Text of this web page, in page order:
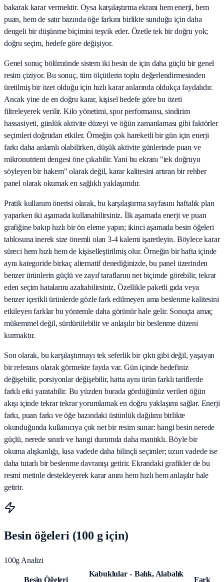
bakarak karar vermektir. Oysa karşılaştırma ekranı hem enerji, hem
puan, hem de satır bazında öğe farkını birlikte sunduğu için daha
dengeli bir düşünme biçimini teşvik eder. Özetle tek bir doğru yok;
doğru seçim, hedefe göre değişiyor.
Genel sonuç bölümünde sistem iki besin de için daha güçlü bir genel
resim çiziyor. Bu sonuç, tüm ölçütlerin toplu değerlendirmesinden
üretilmiş bir özet olduğu için hızlı karar anlarında oldukça faydalıdır.
Ancak yine de en doğru karar, kişisel hedefe göre bu özeti
filtreleyerek verilir. Kilo yönetimi, spor performansı, sindirim
hassasiyeti, günlük aktivite düzeyi ve öğün zamanlaması gibi faktörler
seçimleri doğrudan etkiler. Örneğin çok hareketli bir gün için enerji
farkı daha anlamlı olabilirken, düşük aktivite günlerinde puan ve
mikronutrient dengesi öne çıkabilir. Yani bu ekranı "tek doğruyu
söyleyen bir hakem" olarak değil, karar kalitesini artıran bir rehber
panel olarak okumak en sağlıklı yaklaşımdır.
Pratik kullanım önerisi olarak, bu karşılaştırma sayfasını haftalık plan
yaparken iki aşamada kullanabilirsiniz. İlk aşamada enerji ve puan
grafiğine bakıp hızlı bir ön eleme yapın; ikinci aşamada besin öğeleri
tablosuna inerek size önemli olan 3-4 kalemi işaretleyin. Böylece karar
süreci hem hızlı hem de kişiselleştirilmiş olur. Örneğin bir hafta içinde
aynı kategoride birkaç alternatif denediğinizde, bu panel üzerinden
benzer ürünlerin güçlü ve zayıf taraflarını net biçimde görebilir, tekrar
eden seçim hatalarını azaltabilirsiniz. Özellikle paketli gıda veya
benzer içerikli ürünlerde gözle fark edilmeyen ama beslenme kalitesini
etkileyen farklar bu yöntemle daha görünür hale gelir. Sonuçta amaç
mükemmel değil, sürdürülebilir ve anlaşılır bir beslenme düzeni
kurmaktır.
Son olarak, bu karşılaştırmayı tek seferlik bir çıktı gibi değil, yaşayan
bir referans olarak görmekte fayda var. Gün içinde hedefiniz
değişebilir, porsiyonlar değişebilir, hatta aynı ürün farklı tariflerde
farklı etki yaratabilir. Bu yüzden burada gördüğünüz verileri öğün
akışı içinde tekrar tekrar yorumlamak en doğru yaklaşımı sağlar. Enerji
farkı, puan farkı ve öğe bazındaki üstünlük dağılımı birlikte
okunduğunda kullanıcıya çok net bir resim sunar: hangi besin nerede
güçlü, nerede sınırlı ve hangi durumda daha mantıklı. Böyle bir
okuma alışkanlığı, kısa vadede daha bilinçli seçimler; uzun vadede ise
daha tutarlı bir beslenme davranışı getirir. Ekrandaki grafikler de bu
resmi metinle destekleyerek karar anını hem hızlı hem anlaşılır hale
getirir.
Besin öğeleri (100 g için)
100g Analizi
Besin Öğeleri
Kabuklular - Balık, Alabalık
Fark